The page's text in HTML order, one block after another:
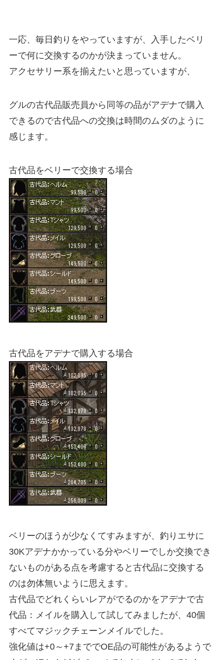
一応、毎日釣りをやっていますが、入手したベリ
ーで何に交換するのかが決まっていません。
アクセサリー系を揃えたいと思っていますが、
グルの古代品販売員から同等の品がアデナで購入
できるので古代品への交換は時間のムダのように
感じます。
古代品をベリーで交換する場合
古代品をアデナで購入する場合
ベリーのほうが少なくてすみますが、釣りエサに
30Kアデナかかっている分やベリーでしか交換でき
ないものがある点を考慮すると古代品に交換する
のは勿体無いように思えます。
古代品でどれくらいレアがでるのかをアデナで古
代品：メイルを購入して試してみましたが、40個
すべてマジックチェーンメイルでした。
強化値は+0～+7まででOE品の可能性があるようで